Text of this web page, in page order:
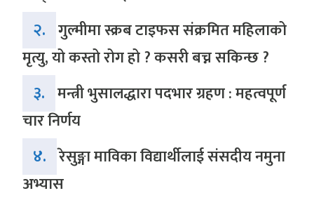
२. गुल्मीमा स्क्रब टाइफस संक्रमित महिलाको
मृत्यु, यो कस्तो रोग हो ? कसरी बच्न सकिन्छ ?
३. मन्त्री भुसालद्धारा पदभार ग्रहण : महत्वपूर्ण
चार निर्णय
४. रेसुङ्गा माविका विद्यार्थीलाई संसदीय नमुना
अभ्यास